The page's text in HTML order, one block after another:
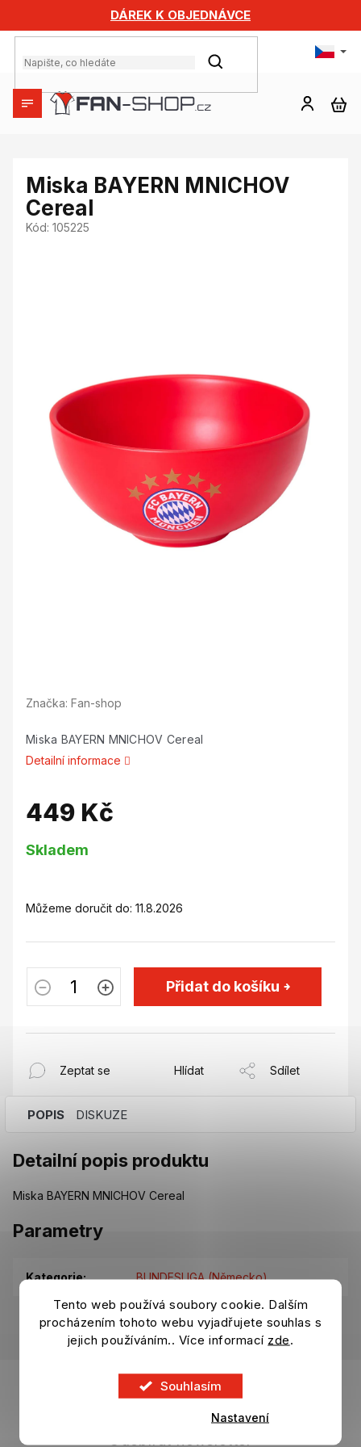
Tento web používá soubory cookie. Dalším
procházením tohoto webu vyjadřujete souhlas s
jejich používáním.. Více informací zde.
Souhlasím
Nastavení
obsah
DÁREK K OBJEDNÁVCE
HLEDAT
Miska BAYERN MNICHOV
Cereal
Kód: 105225
Značka: Fan-shop
Miska BAYERN MNICHOV Cereal
Detailní informace
449 Kč
cena:
Skladem
Můžeme doručit do: 11.8.2026
Přidat do košíku
Zeptat se Hlídat Sdílet
POPIS DISKUZE
Detailní popis produktu
Miska BAYERN MNICHOV Cereal
Parametry
Kategorie: BUNDESLIGA (Německo)
4063711990080